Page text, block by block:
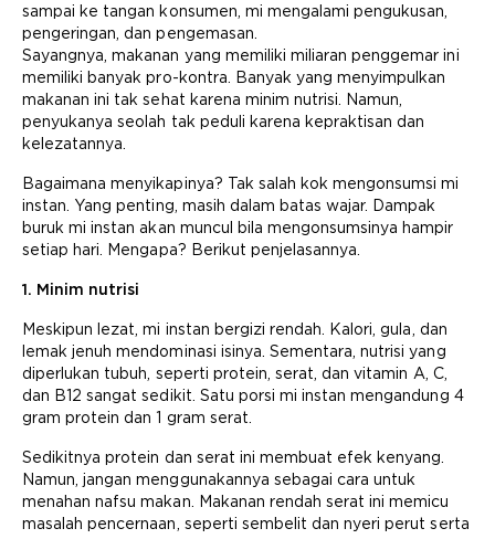
sampai ke tangan konsumen, mi mengalami pengukusan,
pengeringan, dan pengemasan.
Sayangnya, makanan yang memiliki miliaran penggemar ini
memiliki banyak pro-kontra. Banyak yang menyimpulkan
makanan ini tak sehat karena minim nutrisi. Namun,
penyukanya seolah tak peduli karena kepraktisan dan
kelezatannya.
Bagaimana menyikapinya? Tak salah kok mengonsumsi mi
instan. Yang penting, masih dalam batas wajar. Dampak
buruk mi instan akan muncul bila mengonsumsinya hampir
setiap hari. Mengapa? Berikut penjelasannya.
1. Minim nutrisi
Meskipun lezat, mi instan bergizi rendah. Kalori, gula, dan
lemak jenuh mendominasi isinya. Sementara, nutrisi yang
diperlukan tubuh, seperti protein, serat, dan vitamin A, C,
dan B12 sangat sedikit. Satu porsi mi instan mengandung 4
gram protein dan 1 gram serat.
Sedikitnya protein dan serat ini membuat efek kenyang.
Namun, jangan menggunakannya sebagai cara untuk
menahan nafsu makan. Makanan rendah serat ini memicu
masalah pencernaan, seperti sembelit dan nyeri perut serta